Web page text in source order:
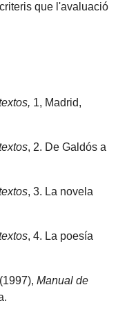
que l'avaluació
, 1, Madrid,
, 2. De Galdós a
, 3. La novela
, 4. La poesía
Manual de